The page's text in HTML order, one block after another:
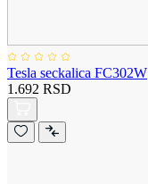
Tesla seckalica FC302W
1.692 RSD